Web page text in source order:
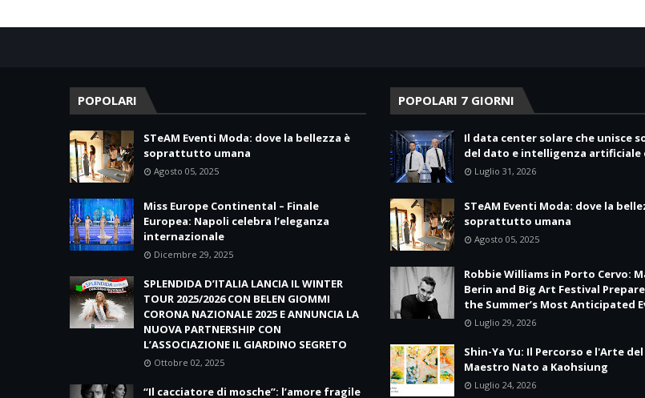
POPOLARI
STeAM Eventi Moda: dove la bellezza è
soprattutto umana
Agosto 05, 2025
Miss Europe Continental – Finale
Europea: Napoli celebra l’eleganza
internazionale
Dicembre 29, 2025
SPLENDIDA D’ITALIA LANCIA IL WINTER
TOUR 2025/2026 CON BELEN GIOMMI
CORONA NAZIONALE 2025 E ANNUNCIA LA
NUOVA PARTNERSHIP CON
L’ASSOCIAZIONE IL GIARDINO SEGRETO
Ottobre 02, 2025
“Il cacciatore di mosche”: l’amore fragile
POPOLARI 7 GIORNI
Il data center solare che unisce
del dato e intelligenza artificiale
Luglio 31, 2026
STeAM Eventi Moda: dove la
soprattutto umana
Agosto 05, 2025
Robbie Williams in Porto Cervo:
Berin and Big Art Festival
the Summer’s Most Anticipated
Luglio 29, 2026
Shin-Ya Yu: Il Percorso e l'Arte del
Maestro Nato a Kaohsiung
Luglio 24, 2026